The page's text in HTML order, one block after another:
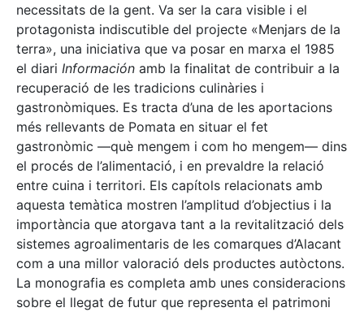
necessitats de la gent. Va ser la cara visible i el
protagonista indiscutible del projecte «Menjars de la
terra», una iniciativa que va posar en marxa el 1985
el diari Información amb la finalitat de contribuir a la
recuperació de les tradicions culinàries i
gastronòmiques. Es tracta d’una de les aportacions
més rellevants de Pomata en situar el fet
gastronòmic —què mengem i com ho mengem— dins
el procés de l’alimentació, i en prevaldre la relació
entre cuina i territori. Els capítols relacionats amb
aquesta temàtica mostren l’amplitud d’objectius i la
importància que atorgava tant a la revitalització dels
sistemes agroalimentaris de les comarques d’Alacant
com a una millor valoració dels productes autòctons.
La monografia es completa amb unes consideracions
sobre el llegat de futur que representa el patrimoni